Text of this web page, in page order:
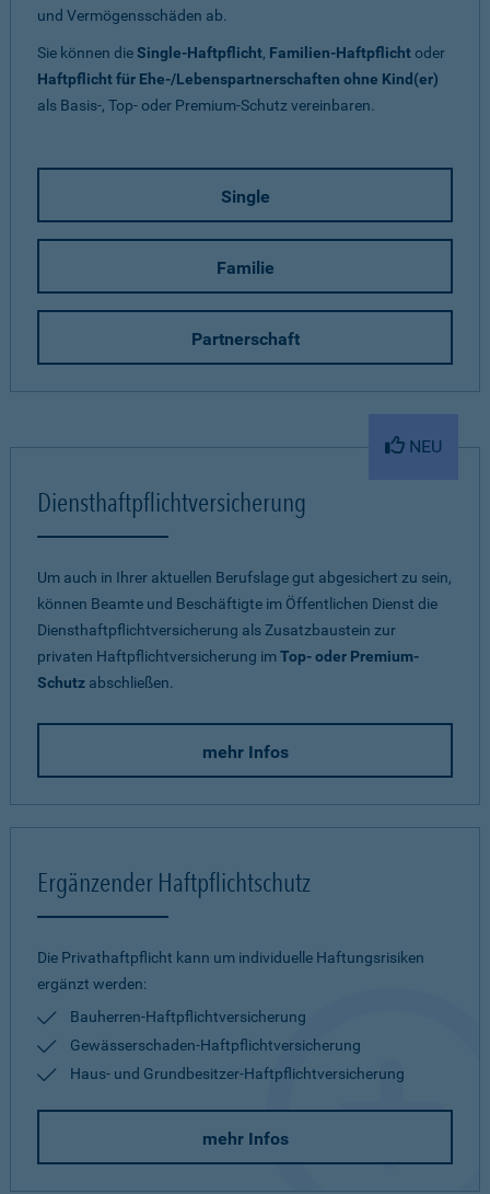
und Vermögensschäden ab.
Sie können dieSingle-Haftpflicht, Familien-Haftpflichtoder
Haftpflicht für Ehe-/Lebenspartnerschaften ohne Kind(er)
als Basis-, Top- oder Premium-Schutz vereinbaren.
Single
Familie
Partnerschaft
NEU
Diensthaftpflichtversicherung
Um auch in Ihrer aktuellen Berufslage gut abgesichert zu sein,
können Beamte und Beschäftigte im Öffentlichen Dienst die
Diensthaftpflichtversicherung als Zusatzbaustein zur
privaten Haftpflichtversicherung imTop- oder Premium-
Schutz abschließen.
mehr Infos
Ergänzender Haftpflichtschutz
Die Privathaftpflicht kann um individuelle Haftungsrisiken
ergänzt werden:
Bauherren-Haftpflichtversicherung
Gewässerschaden-Haftpflichtversicherung
Haus- und Grundbesitzer-Haftpflichtversicherung
mehr Infos